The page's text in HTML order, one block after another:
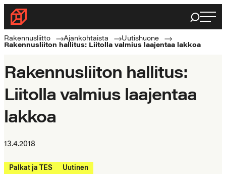
Siirry
suoraan
sisältöön
Rakennusliitto
Rakennusalan
ammattilaisten
Haku
Rakennusliitto Ajankohtaista
Uutishuone
Rakennusliiton hallitus: Liitolla valmius laajentaa lakkoa
Rakennusliiton hallitus:
Liitolla valmius laajentaa
lakkoa
13.4.2018
Palkat ja TES Uutinen